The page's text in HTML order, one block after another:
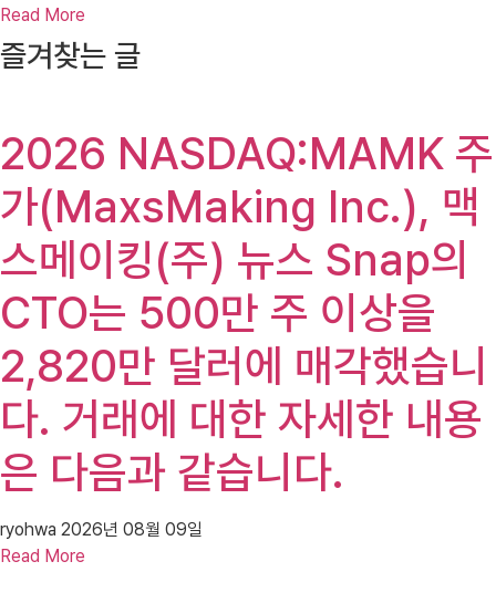
Read More
즐겨찾는 글
2026 NASDAQ:MAMK 주
가(MaxsMaking Inc.), 맥
스메이킹(주) 뉴스 Snap의
CTO는 500만 주 이상을
2,820만 달러에 매각했습니
다. 거래에 대한 자세한 내용
은 다음과 같습니다.
ryohwa 2026년 08월 09일
Read More